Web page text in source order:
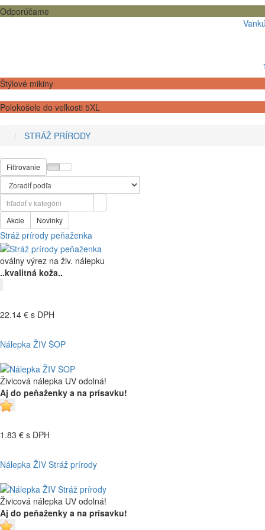
Odporúčame
Štýlové mikiny
Polokošele do veľkosti 5XL
STRÁŽ PRÍRODY
Filtrovanie
Akcie Novinky
Stráž prírody peňaženka
oválny výrez na živ. nálepku
..kvalitná koža..
22.14 € s DPH
Nálepka ŽIV ŠOP
Živicová nálepka UV odolná!
Aj do peňaženky a na prísavku!
1.83 € s DPH
Nálepka ŽIV Stráž prírody
Živicová nálepka UV odolná!
Aj do peňaženky a na prísavku!